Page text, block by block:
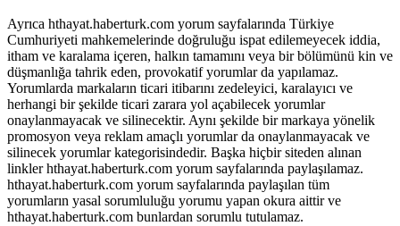
Ayrıca hthayat.haberturk.com yorum sayfalarında Türkiye
Cumhuriyeti mahkemelerinde doğruluğu ispat edilemeyecek iddia,
itham ve karalama içeren, halkın tamamını veya bir bölümünü kin ve
düşmanlığa tahrik eden, provokatif yorumlar da yapılamaz.
Yorumlarda markaların ticari itibarını zedeleyici, karalayıcı ve
herhangi bir şekilde ticari zarara yol açabilecek yorumlar
onaylanmayacak ve silinecektir. Aynı şekilde bir markaya yönelik
promosyon veya reklam amaçlı yorumlar da onaylanmayacak ve
silinecek yorumlar kategorisindedir. Başka hiçbir siteden alınan
linkler hthayat.haberturk.com yorum sayfalarında paylaşılamaz.
hthayat.haberturk.com yorum sayfalarında paylaşılan tüm
yorumların yasal sorumluluğu yorumu yapan okura aittir ve
hthayat.haberturk.com bunlardan sorumlu tutulamaz.